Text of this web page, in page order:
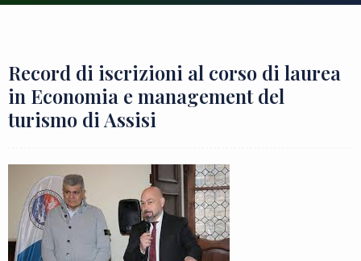
Record di iscrizioni al corso di laurea
in Economia e management del
turismo di Assisi